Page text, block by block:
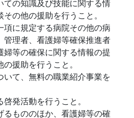
ての知識及び技能に関する情
の他の援助を行うこと。
項に規定する病院その他の病
管理者、看護婦等確保推進者
婦等の確保に関する情報の提
援助を行うこと。
いて、無料の職業紹介事業を
発活動を行うこと。
るもののほか、看護婦等の確